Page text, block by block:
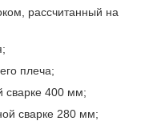
рассчитанный на
плеча;
сварке 400 мм;
сварке 280 мм;